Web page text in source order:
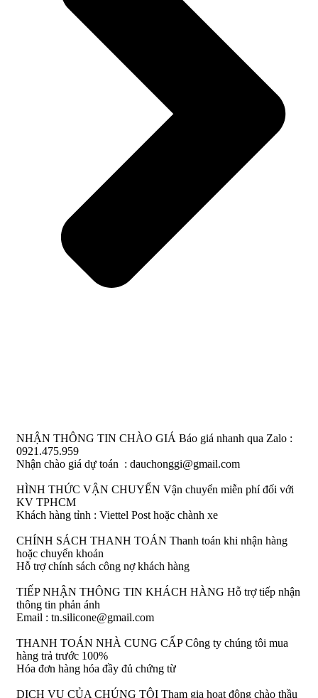
NHẬN THÔNG TIN CHÀO GIÁ Báo giá nhanh qua Zalo :
0921.475.959
Nhận chào giá dự toán : dauchonggi@gmail.com
HÌNH THỨC VẬN CHUYỂN Vận chuyển miễn phí đối với
KV TPHCM
Khách hàng tỉnh : Viettel Post hoặc chành xe
CHÍNH SÁCH THANH TOÁN Thanh toán khi nhận hàng
hoặc chuyển khoản
Hỗ trợ chính sách công nợ khách hàng
TIẾP NHẬN THÔNG TIN KHÁCH HÀNG Hỗ trợ tiếp nhận
thông tin phản ánh
Email : tn.silicone@gmail.com
THANH TOÁN NHÀ CUNG CẤP Công ty chúng tôi mua
hàng trả trước 100%
Hóa đơn hàng hóa đầy đủ chứng từ
DỊCH VỤ CỦA CHÚNG TÔI Tham gia hoạt động chào thầu